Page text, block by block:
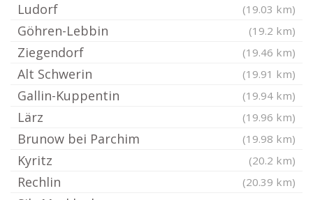
Ludorf (19.03 km)
Göhren-Lebbin (19.2 km)
Ziegendorf (19.46 km)
Alt Schwerin (19.91 km)
Gallin-Kuppentin (19.94 km)
Lärz (19.96 km)
Brunow bei Parchim (19.98 km)
Kyritz (20.2 km)
Rechlin (20.39 km)